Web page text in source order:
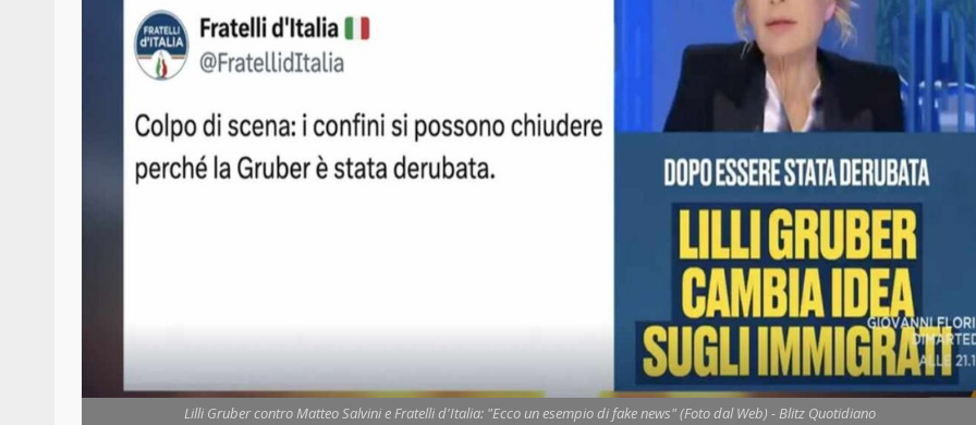
Lilli Gruber contro Matteo Salvini e Fratelli d'Italia: "Ecco un esempio di fake news" (Foto dal Web) - Blitz Quotidiano